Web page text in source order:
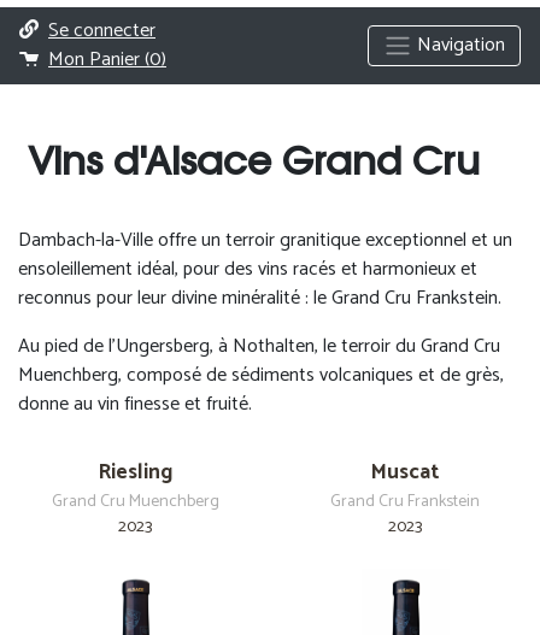
Se connecter
Mon Panier (0) Navigation
Vins d'Alsace Grand Cru
Dambach-la-Ville offre un terroir granitique exceptionnel et un
ensoleillement idéal, pour des vins racés et harmonieux et
reconnus pour leur divine minéralité : le Grand Cru Frankstein.
Au pied de l’Ungersberg, à Nothalten, le terroir du Grand Cru
Muenchberg, composé de sédiments volcaniques et de grès,
donne au vin finesse et fruité.
Riesling
Grand Cru Muenchberg
2023
Muscat
Grand Cru Frankstein
2023